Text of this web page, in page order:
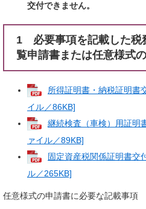
交付できません。
1 必要事項を記載した税
覧申請書または任意様式
所得証明書・納税証明書
イル／86KB]
継続検査（車検）用証明
ァイル／89KB]
固定資産税関係証明書交
ル／265KB]
任意様式の申請書に必要な記載事項